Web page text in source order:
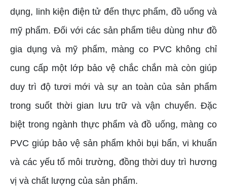
dụng, linh kiện điện tử đến thực phẩm, đồ uống và
mỹ phẩm. Đối với các sản phẩm tiêu dùng như đồ
gia dụng và mỹ phẩm, màng co PVC không chỉ
cung cấp một lớp bảo vệ chắc chắn mà còn giúp
duy trì độ tươi mới và sự an toàn của sản phẩm
trong suốt thời gian lưu trữ và vận chuyển. Đặc
biệt trong ngành thực phẩm và đồ uống, màng co
PVC giúp bảo vệ sản phẩm khỏi bụi bẩn, vi khuẩn
và các yếu tố môi trường, đồng thời duy trì hương
vị và chất lượng của sản phẩm.